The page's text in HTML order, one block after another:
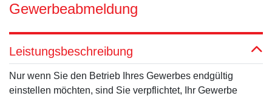
Gewerbeabmeldung
Leistungsbeschreibung
Nur wenn Sie den Betrieb Ihres Gewerbes endgültig
einstellen möchten, sind Sie verpflichtet, Ihr Gewerbe